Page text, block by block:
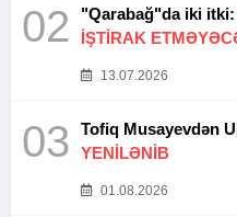
02 "Qarabağ"da iki itki:
İŞTİRAK
13.07.2026
03
YENİLƏNİB
01.08.2026